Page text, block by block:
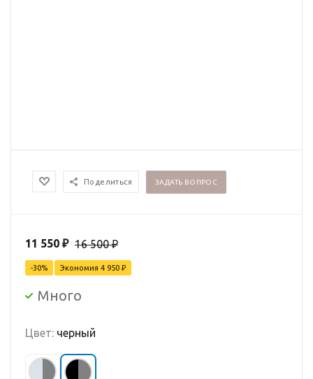
Поделиться ЗАДАТЬ ВОПРОС
Цвет: черный
11 550 ₽ 16 500₽
-30% Экономия 4 950 ₽
Много